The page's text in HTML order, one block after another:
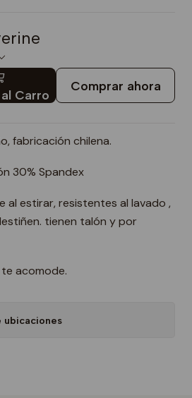
Carro
Comprar ahora
fabricación chilena.
30% Spandex
al estirar, resistentes al lavado ,
tienen talón y por
te acomode.
ubicaciones